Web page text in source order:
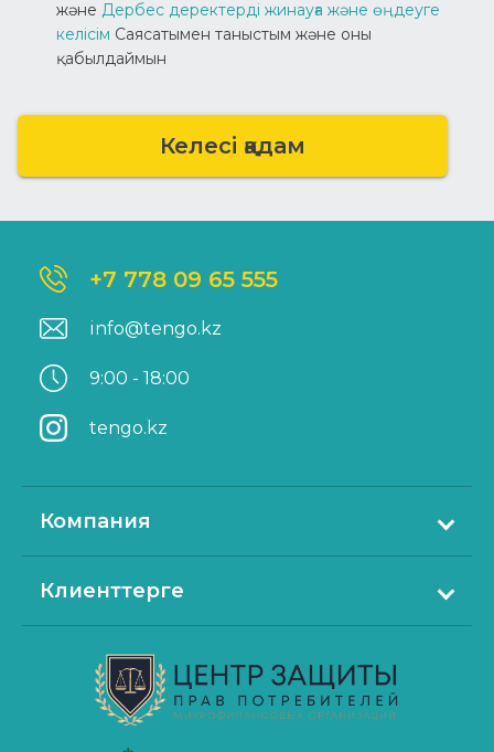
және Дербес деректерді жинауға жəне өңдеуге
келісім Саясатымен таныстым және оны
қабылдаймын
Келесі қадам
+7 778 09 65 555
info@tengo.kz
9:00 - 18:00
tengo.kz
Компания
Байланыстар
Баспасөз релиз
Клиенттерге
Несиені қалай өтеуге болады
Құжаттар